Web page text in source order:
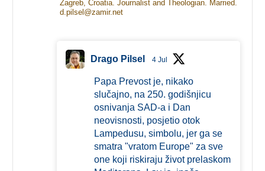
Zagreb, Croatia. Journalist and Theologian. Married.
d.pilsel@zamir.net
Drago Pilsel 4 Jul
Papa Prevost je, nikako
slučajno, na 250. godišnjicu
osnivanja SAD-a i Dan
neovisnosti, posjetio otok
Lampedusu, simbolu, jer ga se
smatra "vratom Europe" za sve
one koji riskiraju život prelaskom